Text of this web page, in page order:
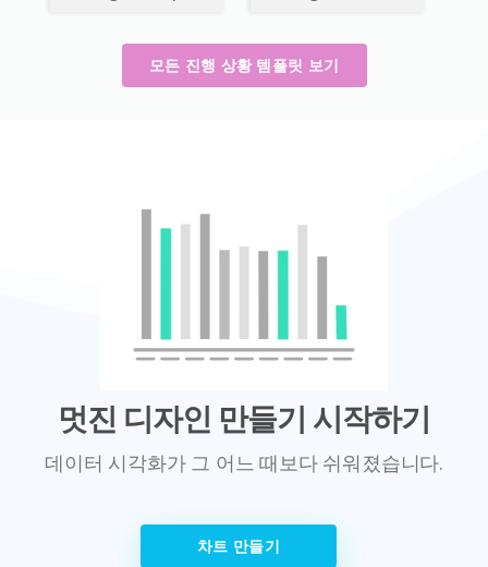
모든 진행 상황 템플릿 보기
멋진 디자인 만들기 시작하기
데이터 시각화가 그 어느 때보다 쉬워졌습니다.
차트 만들기